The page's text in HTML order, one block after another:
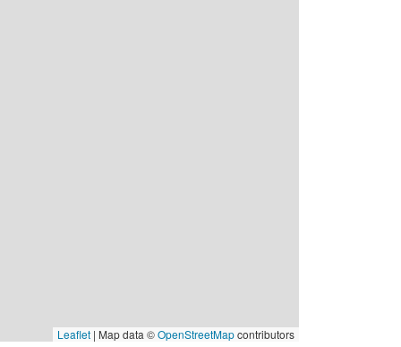
Leaflet | Map data ©OpenStreetMapcontributors